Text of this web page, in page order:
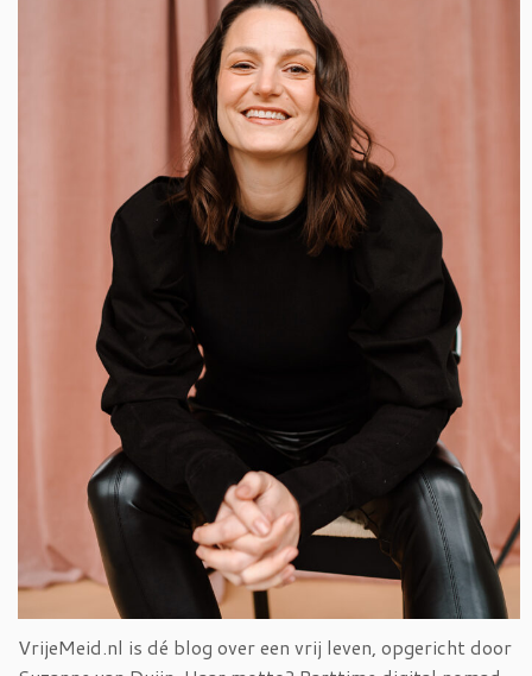
VrijeMeid.nl is dé blog over een vrij leven, opgericht door